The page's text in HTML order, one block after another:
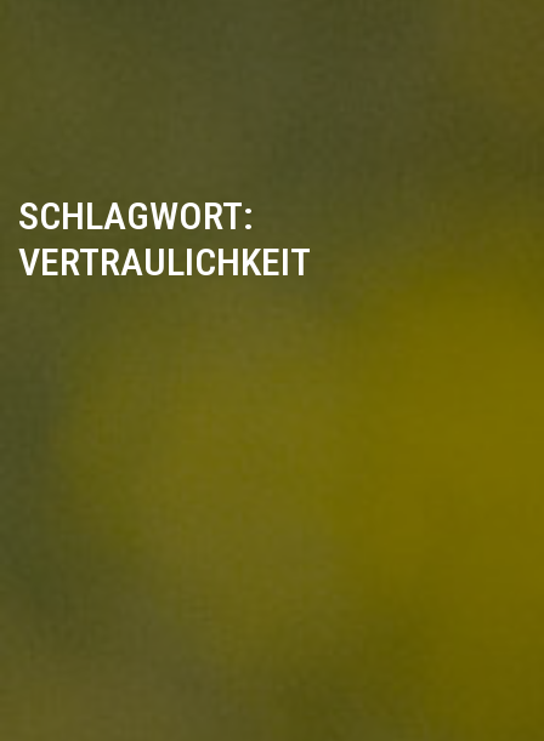
SCHLAGWORT:
VERTRAULICHKEIT